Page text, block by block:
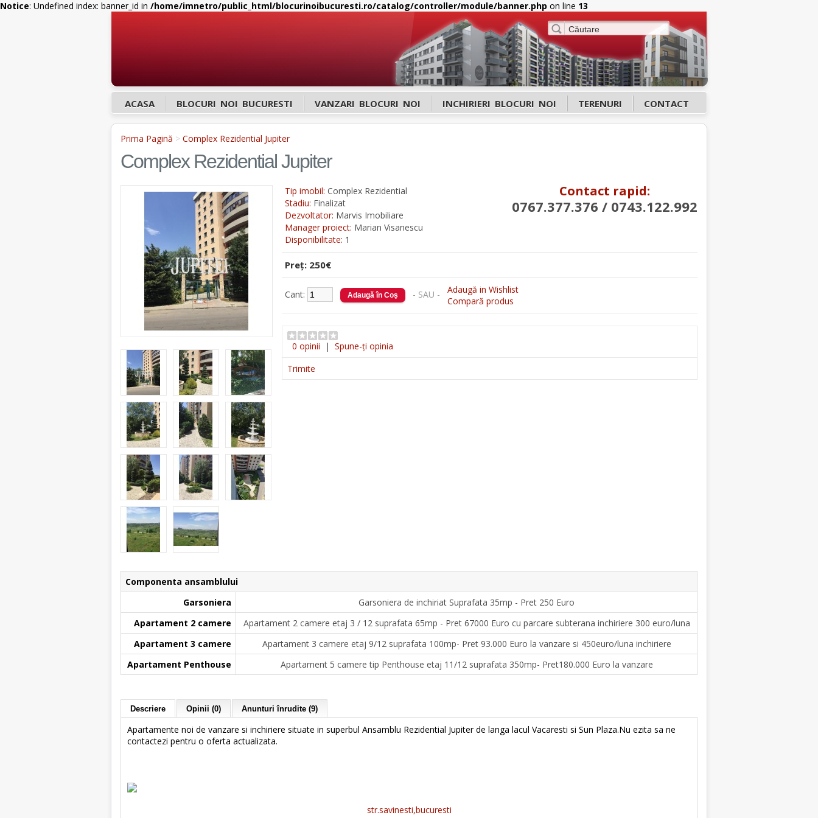
Notice: Undefined index: banner_id in /home/imnetro/public_html/blocurinoibucuresti.ro/catalog/controller/module/banner.php on line 13
ACASA BLOCURI NOI BUCURESTI VANZARI BLOCURI NOI INCHIRIERI BLOCURI NOI TERENURI CONTACT
Prima Pagină > Complex Rezidential Jupiter
Complex Rezidential Jupiter
Tip imobil: Complex Rezidential
Stadiu: Finalizat
Dezvoltator: Marvis Imobiliare
Manager proiect: Marian Visanescu
Contact rapid:
0767.377.376 / 0743.122.992
Disponibilitate: 1
Preţ: 250€
Cant: - SAU -
Adaugă in Wishlist
Compară produs
0 opinii | Spune-ţi opinia
Trimite
Componenta ansamblului
Garsoniera
Garsoniera de inchiriat Suprafata 35mp - Pret 250 Euro
Apartament 2 camere
Apartament 2 camere etaj 3 / 12 suprafata 65mp - Pret 67000 Euro cu parcare subterana inchiriere 300 euro/luna
Apartament 3 camere
Apartament 3 camere etaj 9/12 suprafata 100mp- Pret 93.000 Euro la vanzare si 450euro/luna inchiriere
Apartament Penthouse
Apartament 5 camere tip Penthouse etaj 11/12 suprafata 350mp- Pret180.000 Euro la vanzare
Descriere Opinii (0) Anunturi înrudite (9)
Apartamente noi de vanzare si inchiriere situate in superbul Ansamblu Rezidential Jupiter de langa lacul Vacaresti si Sun Plaza.Nu ezita sa ne
contactezi pentru o oferta actualizata.
str.savinesti,bucuresti